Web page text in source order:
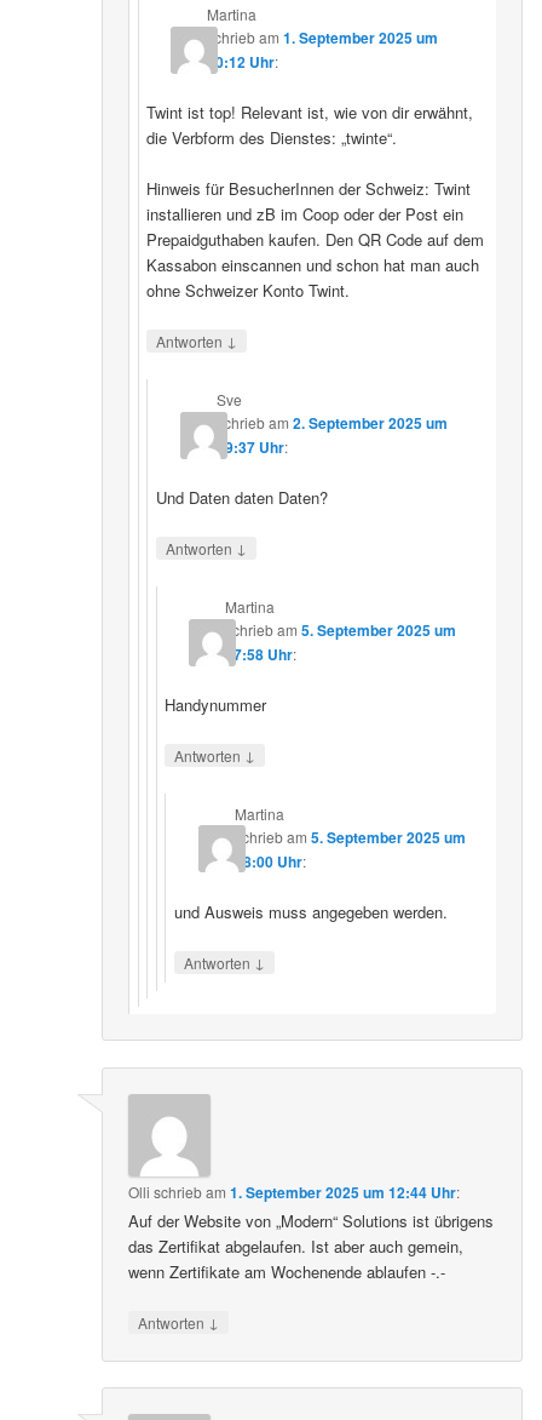
Martina
schriebam1. September 2025 um
20:12 Uhr:
Twint ist top! Relevant ist, wie von dir erwähnt,
die Verbform des Dienstes: „twinte“.
Hinweis für BesucherInnen der Schweiz: Twint
installieren und zB im Coop oder der Post ein
Prepaidguthaben kaufen. Den QR Code auf dem
Kassabon einscannen und schon hat man auch
ohne Schweizer Konto Twint.
Antworten ↓
Sve
schriebam 2. September 2025 um
19:37 Uhr:
Und Daten daten Daten?
Antworten ↓
Martina
schriebam5. September 2025 um
17:58 Uhr:
Handynummer
Antworten ↓
Martina
schriebam 5. September 2025 um
18:00 Uhr:
und Ausweis muss angegeben werden.
Antworten ↓
Olli schriebam1. September 2025 um 12:44 Uhr:
Auf der Website von „Modern“ Solutions ist übrigens
das Zertifikat abgelaufen. Ist aber auch gemein,
wenn Zertifikate am Wochenende ablaufen -.-
Antworten ↓